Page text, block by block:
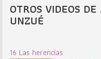
OTROS VIDEOS
UNZUÉ
16 Las herencias